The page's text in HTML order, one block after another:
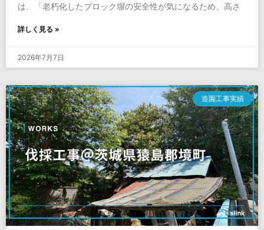
は、「老朽化したブロック塀の安全性が気になるため、高さ
詳しく見る »
2026年7月7日
造園工事実績